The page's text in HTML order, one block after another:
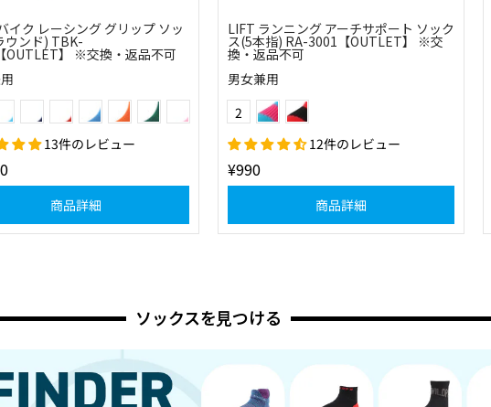
イク レーシング グリップ ソッ
ウンド) TBK-
OUTLET】 ※交換・返品不可
×グレー
13件のレビュー
商品詳細
LIFT ランニング アーチサポート ソック
ス(5本指) RA-3001【OUTLET】 ※交
換・返品不可
男女兼用
Color
2
12件のレビュー
¥990
商品詳細
ソックスを見つける